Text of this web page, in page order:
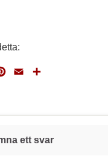
P
r
ett svar